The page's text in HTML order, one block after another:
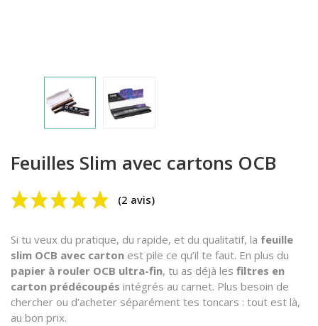
Feuilles Slim avec cartons OCB
Si tu veux du pratique, du rapide, et du qualitatif, la feuille
slim OCB avec carton est pile ce qu’il te faut. En plus du
papier à rouler OCB ultra-fin, tu as déjà les filtres en
carton prédécoupés intégrés au carnet. Plus besoin de
chercher ou d’acheter séparément tes toncars : tout est là,
au bon prix.